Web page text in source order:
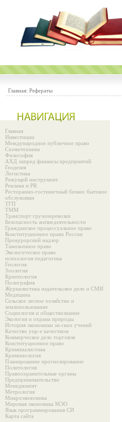
Главная: Рефераты
Главная
Инвестиции
Международное публичное право
Схемотехника
Философия
АХД экпред финансы предприятий
Геодезия
Логистика
Режущий инструмент
Реклама и PR
Ресторанно-гостиничный бизнес бытовое
обслуживан
ТГП
ТММ
Транспорт грузоперевозки
Безопасность жизнедеятельности
Гражданское процессуальное право
Конституционное право России
Прокурорский надзор
Таможенное право
Экологическое право
психология педагогика
Геология
Зоология
Криптология
Полиграфия
Журналистика издательское дело и СМИ
Медицина
Сельское лесное хозяйство и
землепользование
Социология и обществознание
Экология и охрана природы
История экономики эк-ских учений
Качество упр-е качеством
Коммерческое дело торговля
Конституционное право
Криминалистика
Криминология
Планирование прогнозирование
Политология
Правоохранительные органы
Предпринимательство
Менеджмент
Метрология
Микроэкономика
Мировая экономика МЭО
Язык программирования СИ
Карта сайта